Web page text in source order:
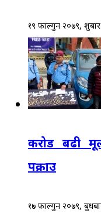
१९ फाल्गुन २०७९,
करोड बढी
पक्राउ
१७ फाल्गुन २०७९,